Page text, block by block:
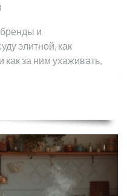
и
элитной, как
за ним ухаживать,